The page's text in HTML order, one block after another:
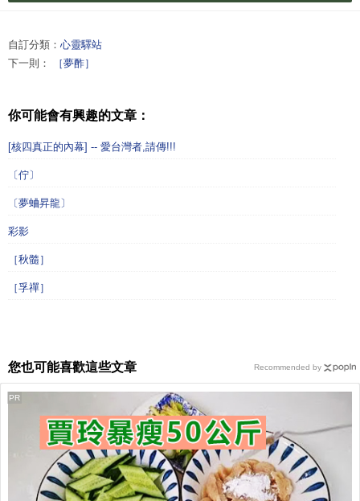
自訂分類： 心靈驛站
下一則：
［夢酢］
你可能會有興趣的文章：
[核四真正的內幕] -- 愛台灣者,請傳!!!
〔佇〕
〔夢蛐昇龍〕
彩影
［秋髓］
［孚禪］
您也可能喜歡這些文章
PR
Recommended by